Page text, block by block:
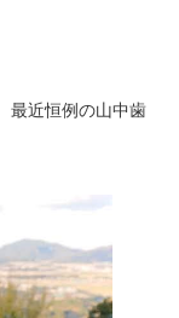
最近恒例の山中歯